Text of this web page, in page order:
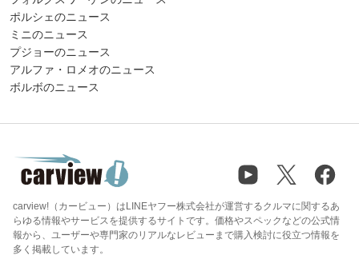
ポルシェのニュース
ミニのニュース
プジョーのニュース
アルファ・ロメオのニュース
ボルボのニュース
carview!（カービュー）はLINEヤフー株式会社が運営するクルマに関するあ
らゆる情報やサービスを提供するサイトです。価格やスペックなどの公式情
報から、ユーザーや専門家のリアルなレビューまで購入検討に役立つ情報を
多く掲載しています。